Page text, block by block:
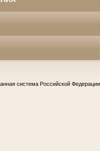
система Российской